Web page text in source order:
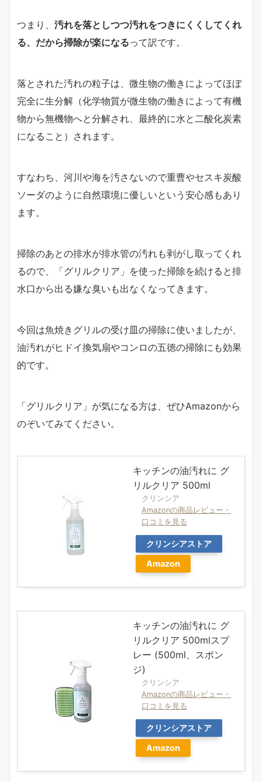
つまり、 汚れを落としつつ汚れをつきにくくしてくれ
る、だから掃除が楽になるって訳です。
落とされた汚れの粒子は、微生物の働きによってほぼ
完全に生分解（化学物質が微生物の働きによって有機
物から無機物へと分解され、最終的に水と二酸化炭素
になること）されます。
すなわち、河川や海を汚さないので重曹やセスキ炭酸
ソーダのように自然環境に優しいという安心感もあり
ます。
掃除のあとの排水が排水管の汚れも剥がし取ってくれ
るので、「グリルクリア」を使った掃除を続けると排
水口から出る嫌な臭いも出なくなってきます。
今回は魚焼きグリルの受け皿の掃除に使いましたが、
油汚れがヒドイ換気扇やコンロの五徳の掃除にも効果
的です。
「グリルクリア」が気になる方は、ぜひAmazonから
のぞいてみてください。
キッチンの油汚れに グ
リルクリア 500ml
クリンシア
Amazonの商品レビュー・
口コミを見る
クリンシアストア
Amazon
キッチンの油汚れに グ
リルクリア 500mlスプ
レー (500ml、スポン
ジ)
クリンシア
Amazonの商品レビュー・
口コミを見る
クリンシアストア
Amazon